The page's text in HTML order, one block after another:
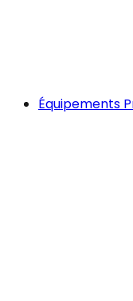
Équipements